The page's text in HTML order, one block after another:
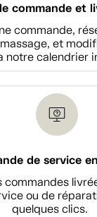
commande et
commande,
et
notre calendrier
de service
commandes
ou de
quelques clics.